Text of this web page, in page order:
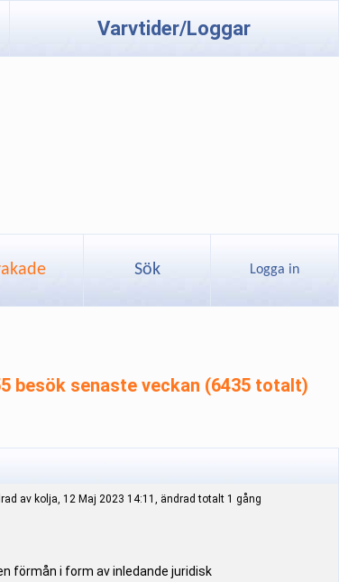
Varvtider/Loggar
Sök Logga in
besök senaste veckan (6435 totalt)
av kolja, 12 Maj 2023 14:11, ändrad totalt 1 gång
förmån i form av inledande juridisk